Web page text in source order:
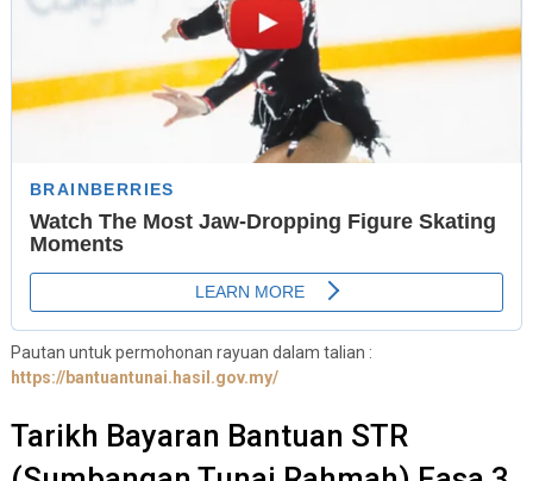
Pautan untuk permohonan rayuan dalam talian :
https://bantuantunai.hasil.gov.my/
Tarikh Bayaran Bantuan STR